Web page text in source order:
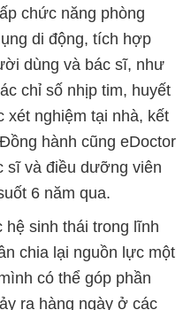
chức năng phòng
di động, tích hợp
dùng và bác sĩ, như
chỉ số nhịp tim, huyết
nghiệm tại nhà, kết
hành cũng eDoctor
sĩ và điều dưỡng viên
6 năm qua.
sinh thái trong lĩnh
chia lại nguồn lực một
có thể góp phần
ra hàng ngày ở các